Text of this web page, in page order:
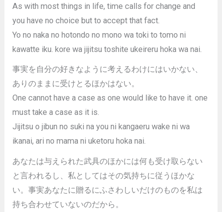
As with most things in life, time calls for change and
you have no choice but to accept that fact.
Yo no naka no hotondo no mono wa toki to tomo ni
kawatte iku. kore wa jijitsu toshite ukeireru hoka wa nai.
事実を自分の好きなように考えるわけにはいかない、
ありのままに受けとるほかはない。
One cannot have a case as one would like to have it. one
must take a case as it is.
Jijitsu o jibun no suki na you ni kangaeru wake ni wa
ikanai, ari no mama ni uketoru hoka nai.
あなたは与えられた武具のほかには何も受け取らない
と言われるし、私としてはその気持ちに従うほかな
い。事実あなたに贈るにふさわしいだけのものを私は
持ち合わせていないのだから。